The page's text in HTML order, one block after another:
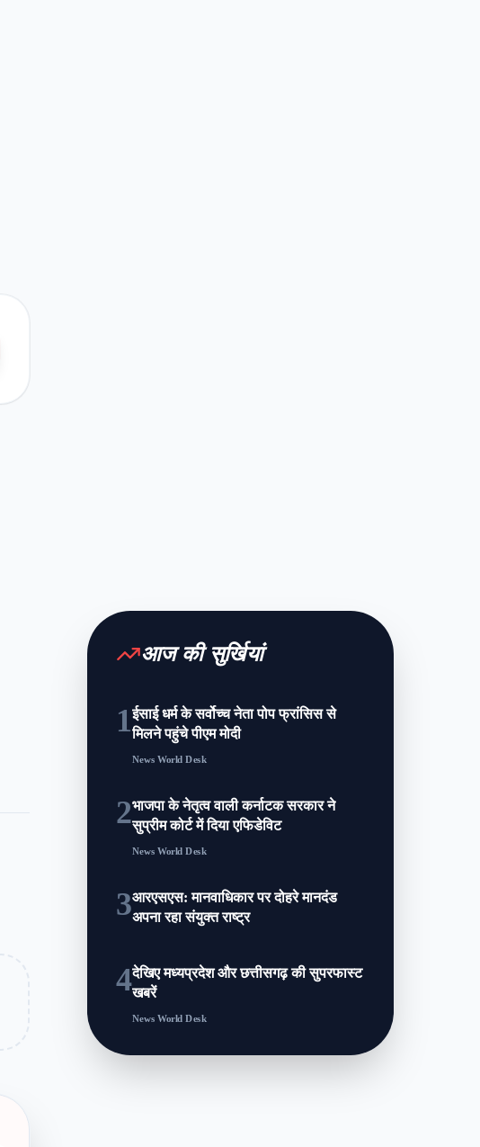
आज की सुर्खियां
1ईसाई धर्म के सर्वोच्च नेता पोप फ्रांसिस से
मिलने पहुंचे पीएम मोदी
News World Desk
2भाजपा के नेतृत्व वाली कर्नाटक सरकार ने
सुप्रीम कोर्ट में दिया एफिडेविट
News World Desk
3आरएसएस: मानवाधिकार पर दोहरे मानदंड
अपना रहा संयुक्त राष्ट्र
4देखिए मध्यप्रदेश और छत्तीसगढ़ की सुपरफास्ट
खबरें
News World Desk